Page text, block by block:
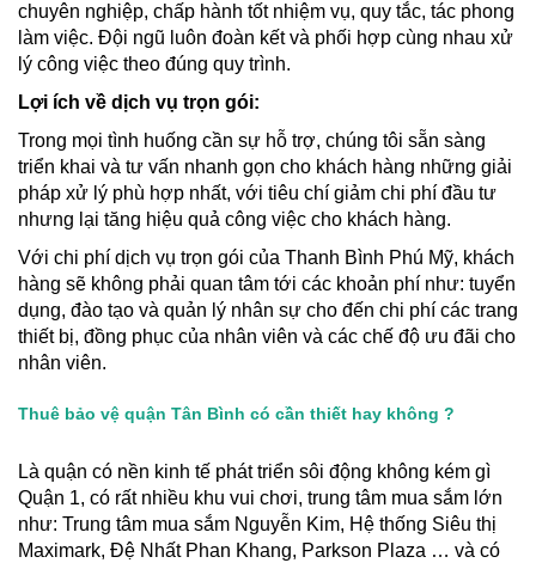
chuyên nghiệp, chấp hành tốt nhiệm vụ, quy tắc, tác phong
làm việc. Đội ngũ luôn đoàn kết và phối hợp cùng nhau xử
lý công việc theo đúng quy trình.
Lợi ích về dịch vụ trọn gói:
Trong mọi tình huống cần sự hỗ trợ, chúng tôi sẵn sàng
triển khai và tư vấn nhanh gọn cho khách hàng những giải
pháp xử lý phù hợp nhất, với tiêu chí giảm chi phí đầu tư
nhưng lại tăng hiệu quả công việc cho khách hàng.
Với chi phí dịch vụ trọn gói của Thanh Bình Phú Mỹ, khách
hàng sẽ không phải quan tâm tới các khoản phí như: tuyển
dụng, đào tạo và quản lý nhân sự cho đến chi phí các trang
thiết bị, đồng phục của nhân viên và các chế độ ưu đãi cho
nhân viên.
Thuê bảo vệ quận Tân Bình có cần thiết hay không ?
Là quận có nền kinh tế phát triển sôi động không kém gì
Quận 1, có rất nhiều khu vui chơi, trung tâm mua sắm lớn
như: Trung tâm mua sắm Nguyễn Kim, Hệ thống Siêu thị
Maximark, Đệ Nhất Phan Khang, Parkson Plaza … và có